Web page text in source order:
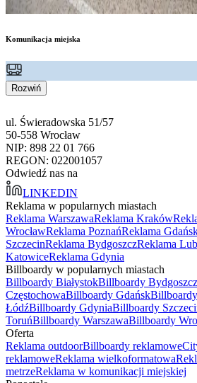
Komunikacja miejska
Rozwiń
ul. Świeradowska 51/57
50-558 Wrocław
NIP: 898 22 01 766
REGON: 022001057
Odwiedź nas na
LINKEDIN
Reklama w popularnych miastach
Reklama WarszawaReklama Kraków
WrocławReklama PoznańReklama
SzczecinReklama BydgoszczReklama
KatowiceReklama Gdynia
Billboardy w popularnych miastach
Billboardy BiałystokBillboardy Bydgoszcz
CzęstochowaBillboardy Gdańsk
ŁódźBillboardy GdyniaBillboardy
ToruńBillboardy WarszawaBillboardy
Oferta
Reklama outdoorBillboardy reklamowe
reklamoweReklama wielkoformatowa
metrzeReklama w komunikacji miejskiej